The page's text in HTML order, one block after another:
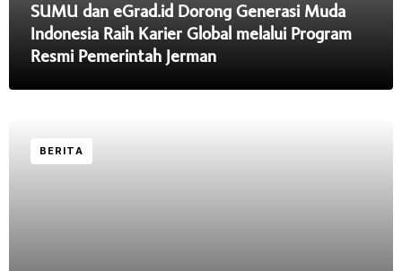
SUMU dan eGrad.id Dorong Generasi Muda
Indonesia Raih Karier Global melalui Program
Resmi Pemerintah Jerman
BERITA